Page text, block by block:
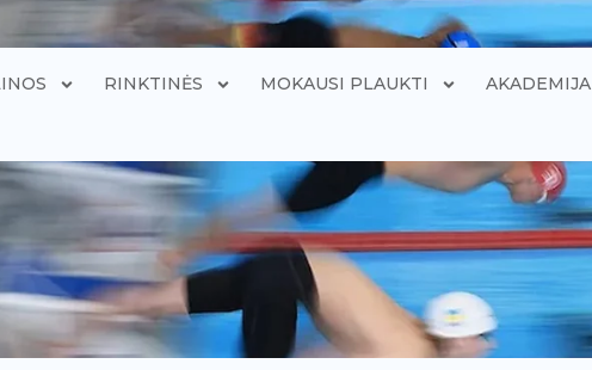
RINKTINĖS MOKAUSI PLAUKTI
AKADEMIJA